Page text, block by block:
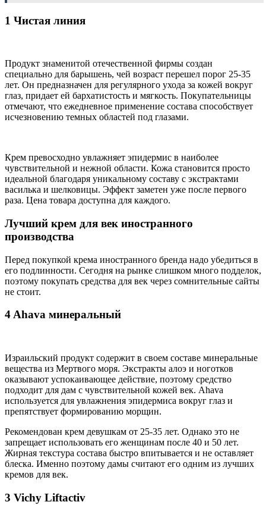
1 Чистая линия
Продукт знаменитой отечественной фирмы создан
специально для барышень, чей возраст перешел порог 25-35
лет. Он предназначен для регулярного ухода за кожей вокруг
глаз, придает ей бархатистость и мягкость. Покупательницы
отмечают, что ежедневное применение состава способствует
исчезновению темных областей под глазами.
Крем превосходно увлажняет эпидермис в наиболее
чувствительной и нежной области. Кожа становится просто
идеальной благодаря уникальному составу с экстрактами
василька и шелковицы. Эффект заметен уже после первого
раза. Цена товара доступна для каждого.
Лучший крем для век иностранного
производства
Перед покупкой крема иностранного бренда надо убедиться в
его подлинности. Сегодня на рынке слишком много подделок,
поэтому покупать средства для век через сомнительные сайты
не стоит.
4 Ahava минеральный
Израильский продукт содержит в своем составе минеральные
вещества из Мертвого моря. Экстракты алоэ и ноготков
оказывают успокаивающее действие, поэтому средство
подходит для дам с чувствительной кожей век. Ahava
используется для увлажнения эпидермиса вокруг глаз и
препятствует формированию морщин.
Рекомендован крем девушкам от 25-35 лет. Однако это не
запрещает использовать его женщинам после 40 и 50 лет.
Жирная текстура состава быстро впитывается и не оставляет
блеска. Именно поэтому дамы считают его одним из лучших
кремов для век.
3 Vichy Liftactiv